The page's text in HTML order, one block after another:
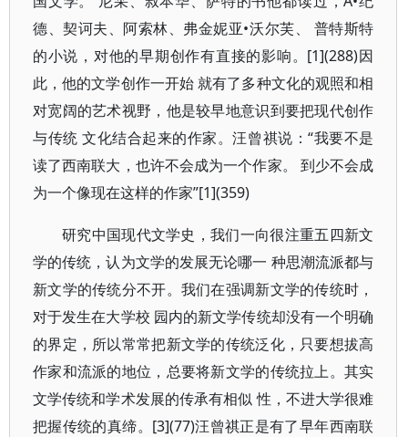
德、契诃夫、阿索林、弗金妮亚•沃尔芙、 普特斯特
的小说，对他的早期创作有直接的影响。[1](288)因
此，他的文学创作一开始 就有了多种文化的观照和相
对宽阔的艺术视野，他是较早地意识到要把现代创作
与传统 文化结合起来的作家。汪曾祺说：“我要不是
读了西南联大，也许不会成为一个作家。 到少不会成
为一个像现在这样的作家”[1](359)
研究中国现代文学史，我们一向很注重五四新文
学的传统，认为文学的发展无论哪一 种思潮流派都与
新文学的传统分不开。我们在强调新文学的传统时，
对于发生在大学校 园内的新文学传统却没有一个明确
的界定，所以常常把新文学的传统泛化，只要想拔高
作家和流派的地位，总要将新文学的传统拉上。其实
文学传统和学术发展的传承有相似 性，不进大学很难
把握传统的真缔。[3](77)汪曾祺正是有了早年西南联